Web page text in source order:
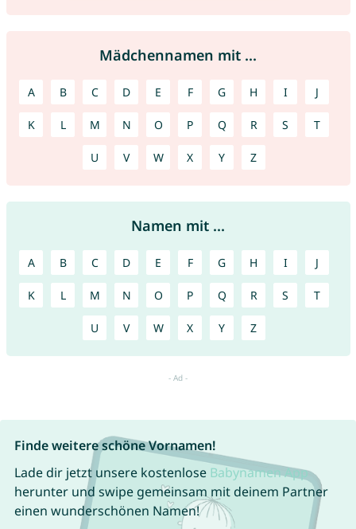
Mädchennamen mit ...
A B C D E F G H I J
K L M N O P Q R S T
U V W X Y Z
Namen mit ...
A B C D E F G H I J
K L M N O P Q R S T
U V W X Y Z
Finde weitere schöne Vornamen!
Lade dir jetzt unsere kostenlose Babynamen App
herunter und swipe gemeinsam mit deinem Partner
einen wunderschönen Namen!